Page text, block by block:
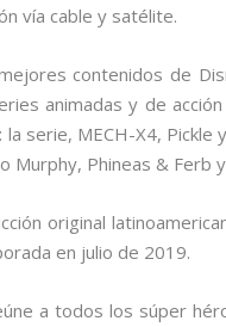
vía cable y satélite.
contenidos de
animadas y de
serie, MECH-X4, Pickle
Murphy, Phineas & Ferb
original
en julio de 2019.
a todos los súper